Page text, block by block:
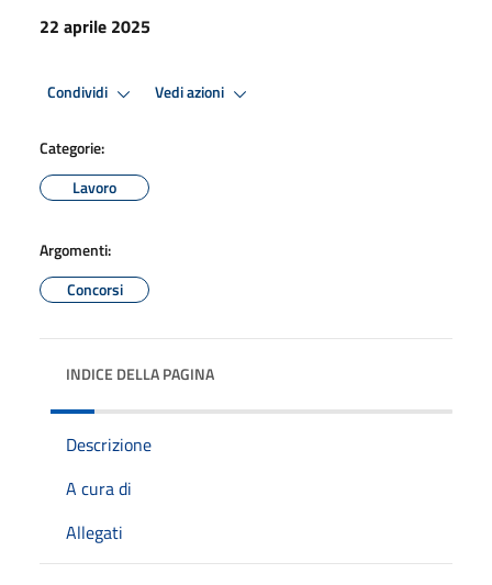
22 aprile 2025
Condividi Vedi azioni
Categorie:
Lavoro
Argomenti:
Concorsi
INDICE DELLA PAGINA
Descrizione
A cura di
Allegati